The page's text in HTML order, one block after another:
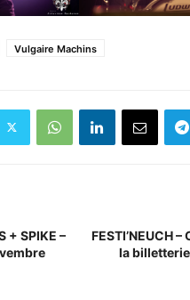
Vulgaire Machins
+ SPIKE –
FESTI’NEUCH
la